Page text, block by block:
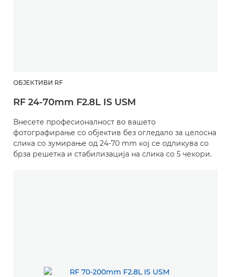
ОБЈЕКТИВИ RF
RF 24-70mm F2.8L IS USM
Внесете професионалност во вашето
фотографирање со објектив без огледало за целосна
слика со зумирање од 24-70 mm кој се одликува со
брза решетка и стабилизација на слика со 5 чекори.